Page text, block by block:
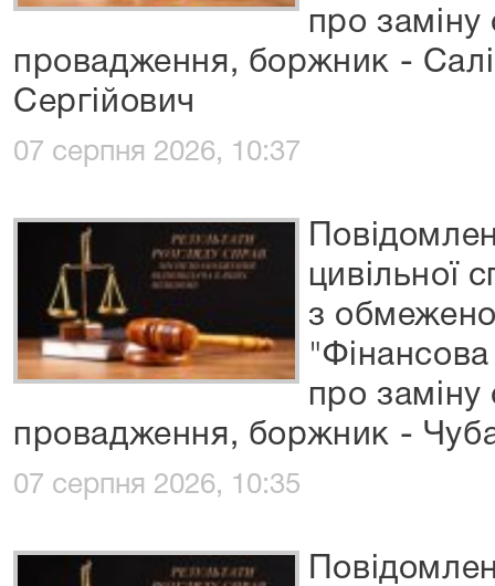
про заміну
провадження, боржник -
Сергійович
07 серпня 2026, 10:37
цивільної
з
про заміну
провадження, боржник -
07 серпня 2026, 10:35